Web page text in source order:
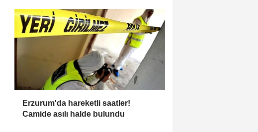
Erzurum'da hareketli saatler!
Camide asılı halde bulundu